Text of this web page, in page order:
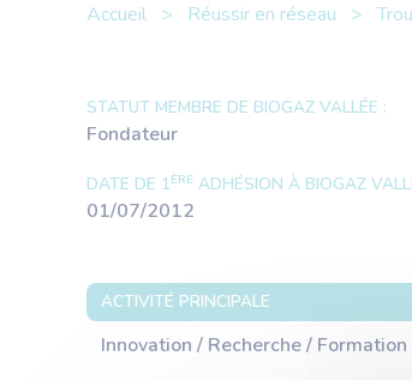
Accueil > Réussir en réseau >
STATUT MEMBRE DE BIOGAZ VALLÉE :
Fondateur
DATE DE 1ÈRE ADHÉSION À BIOGAZ
01/07/2012
ACTIVITÉ PRINCIPALE
Innovation / Recherche / Formation